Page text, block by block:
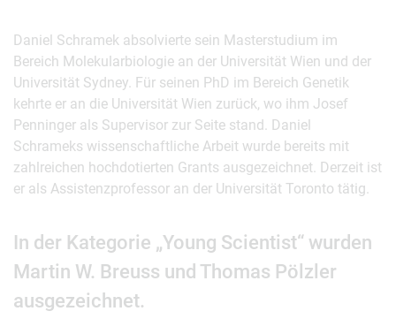
Daniel Schramek absolvierte sein Masterstudium im
Bereich Molekularbiologie an der Universität Wien und der
Universität Sydney. Für seinen PhD im Bereich Genetik
kehrte er an die Universität Wien zurück, wo ihm Josef
Penninger als Supervisor zur Seite stand. Daniel
Schrameks wissenschaftliche Arbeit wurde bereits mit
zahlreichen hochdotierten Grants ausgezeichnet. Derzeit ist
er als Assistenzprofessor an der Universität Toronto tätig.
In der Kategorie „Young Scientist“ wurden
Martin W. Breuss und Thomas Pölzler
ausgezeichnet.